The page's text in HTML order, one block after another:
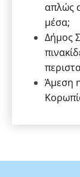
απλώς
μέσα;
Δήμος
Άμεση